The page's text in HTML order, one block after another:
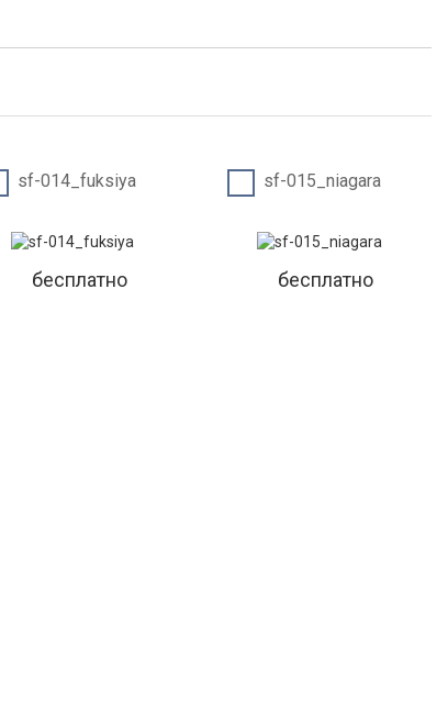
sf-014_fuksiya
бесплатно
sf-015_niagara
бесплатно